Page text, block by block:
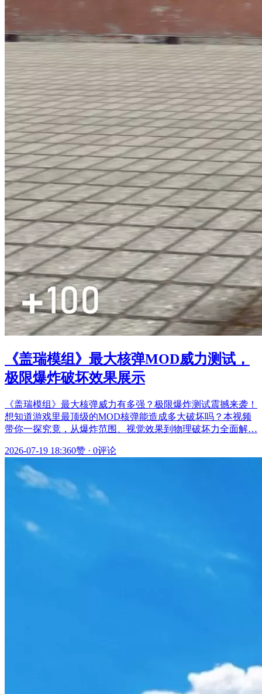
《盖瑞模组》最大核弹MOD威力测试，
极限爆炸破坏效果展示
《盖瑞模组》最大核弹威力有多强？极限爆炸测试震撼来袭！
想知道游戏里最顶级的MOD核弹能造成多大破坏吗？本视频
带你一探究竟，从爆炸范围、视觉效果到物理破坏力全面解…
2026-07-19 18:360赞 · 0评论